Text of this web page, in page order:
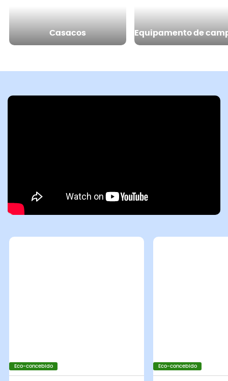
Casacos Equipamento de
Eco-concebido Eco-concebido